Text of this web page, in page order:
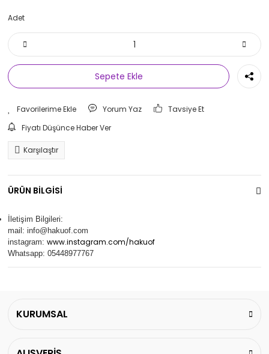
Adet
Sepete Ekle
Yorum Yaz
Tavsiye Et
Fiyatı Düşünce Haber Ver
Karşılaştır
ÜRÜN BİLGİSİ
İletişim Bilgileri:
mail: info@hakuof.com
instagram: www.instagram.com/hakuof
Whatsapp: 05448977767
KURUMSAL